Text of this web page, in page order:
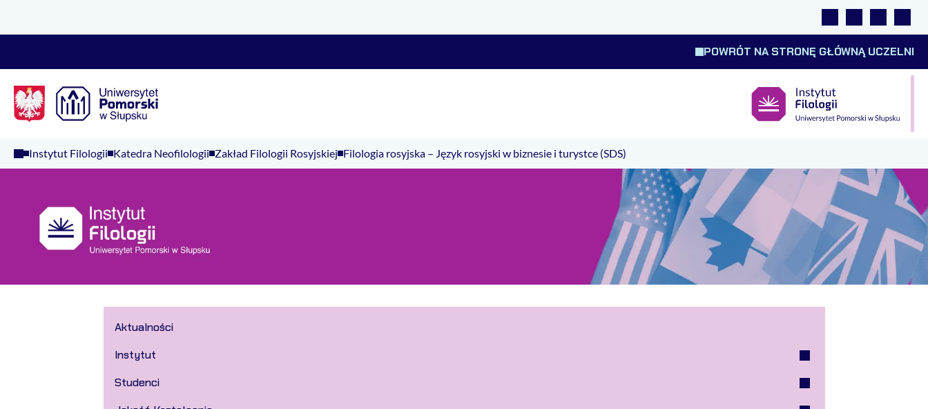
Linki Wyszukiwarka
Tłumacz
POWRÓT NA STRONĘ GŁÓWNĄ UCZELNI
Instytut Filologii Katedra Neofilologii Zakład Filologii Rosyjskiej Filologia rosyjska – Język rosyjski w biznesie i turystce (SDS)
Aktualności
Instytut
Studenci